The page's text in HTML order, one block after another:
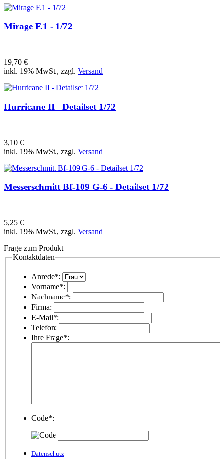
Mirage F.1 - 1/72
19,70 €
inkl. 19% MwSt., zzgl. Versand
Hurricane II - Detailset 1/72
3,10 €
inkl. 19% MwSt., zzgl. Versand
Messerschmitt Bf-109 G-6 - Detailset 1/72
5,25 €
inkl. 19% MwSt., zzgl. Versand
Frage zum Produkt
Kontaktdaten
Anrede*:
Vorname*:
Nachname*:
Firma:
E-Mail*:
Telefon:
Ihre Frage*:
Code*:
Datenschutz